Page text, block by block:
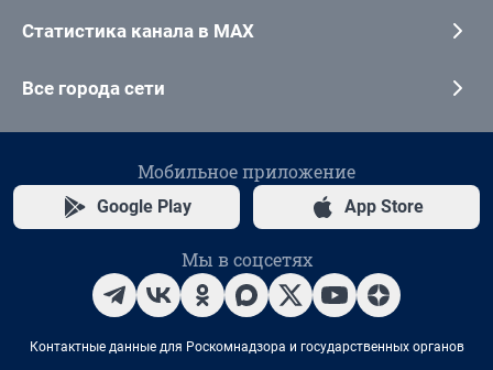
Статистика канала в MAX
Все города сети
Мобильное приложение
Google Play App Store
Мы в соцсетях
Контактные данные для Роскомнадзора и государственных органов